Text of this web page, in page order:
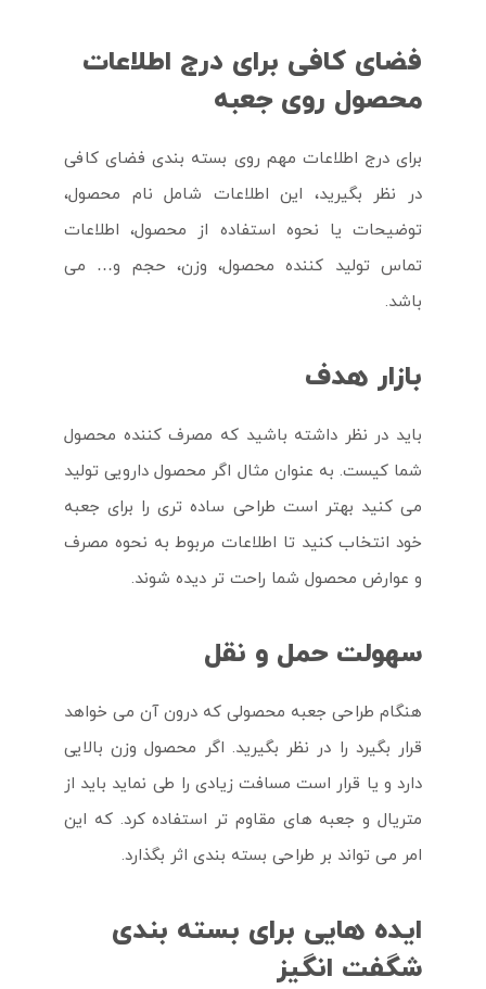
فضای کافی برای درج اطلاعات
محصول روی جعبه
برای درج اطلاعات مهم روی بسته بندی فضای کافی
در نظر بگیرید، این اطلاعات شامل نام محصول،
توضیحات یا نحوه استفاده از محصول، اطلاعات
تماس تولید کننده محصول، وزن، حجم و… می
باشد.
بازار هدف
باید در نظر داشته باشید که مصرف کننده محصول
شما کیست. به عنوان مثال اگر محصول دارویی تولید
می کنید بهتر است طراحی ساده تری را برای جعبه
خود انتخاب کنید تا اطلاعات مربوط به نحوه مصرف
و عوارض محصول شما راحت تر دیده شوند.
سهولت حمل و نقل
هنگام طراحی جعبه محصولی که درون آن می خواهد
قرار بگیرد را در نظر بگیرید. اگر محصول وزن بالایی
دارد و یا قرار است مسافت زیادی را طی نماید باید از
متریال و جعبه های مقاوم تر استفاده کرد. که این
امر می تواند بر طراحی بسته بندی اثر بگذارد.
ایده هایی برای بسته بندی
شگفت انگیز